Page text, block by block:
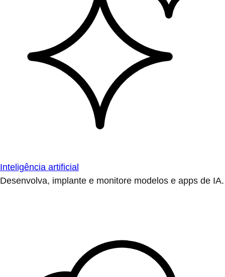
Inteligência artificial
Desenvolva, implante e monitore modelos e apps de IA.